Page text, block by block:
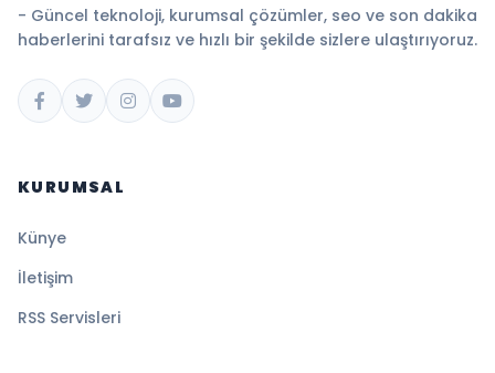
- Güncel teknoloji, kurumsal çözümler, seo ve son dakika
haberlerini tarafsız ve hızlı bir şekilde sizlere ulaştırıyoruz.
KURUMSAL
Künye
İletişim
RSS Servisleri